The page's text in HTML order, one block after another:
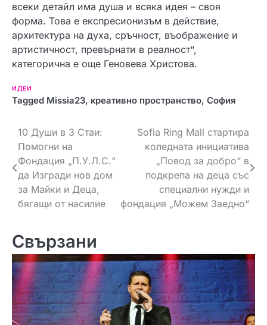
всеки детайл има душа и всяка идея – своя
форма. Това е експресионизъм в действие,
архитектура на духа, сръчност, въображение и
артистичност, превърнати в реалност“,
категорична е още Геновева Христова.
ИДЕИ
Tagged Missia23, креативно пространство, София
Н
а
в
и
а
ц
и
я
10 Души в 3 Стаи:
Помогни на
Фондация „П.У.Л.С.“
да Изгради нов дом
за Майки и Деца,
бягащи от насилие
Sofia Ring Mall стартира
коледната инициатива
„Повод за добро“ в
подкрепа на деца със
специални нужди и
фондация „Можем Заедно“
Свързани